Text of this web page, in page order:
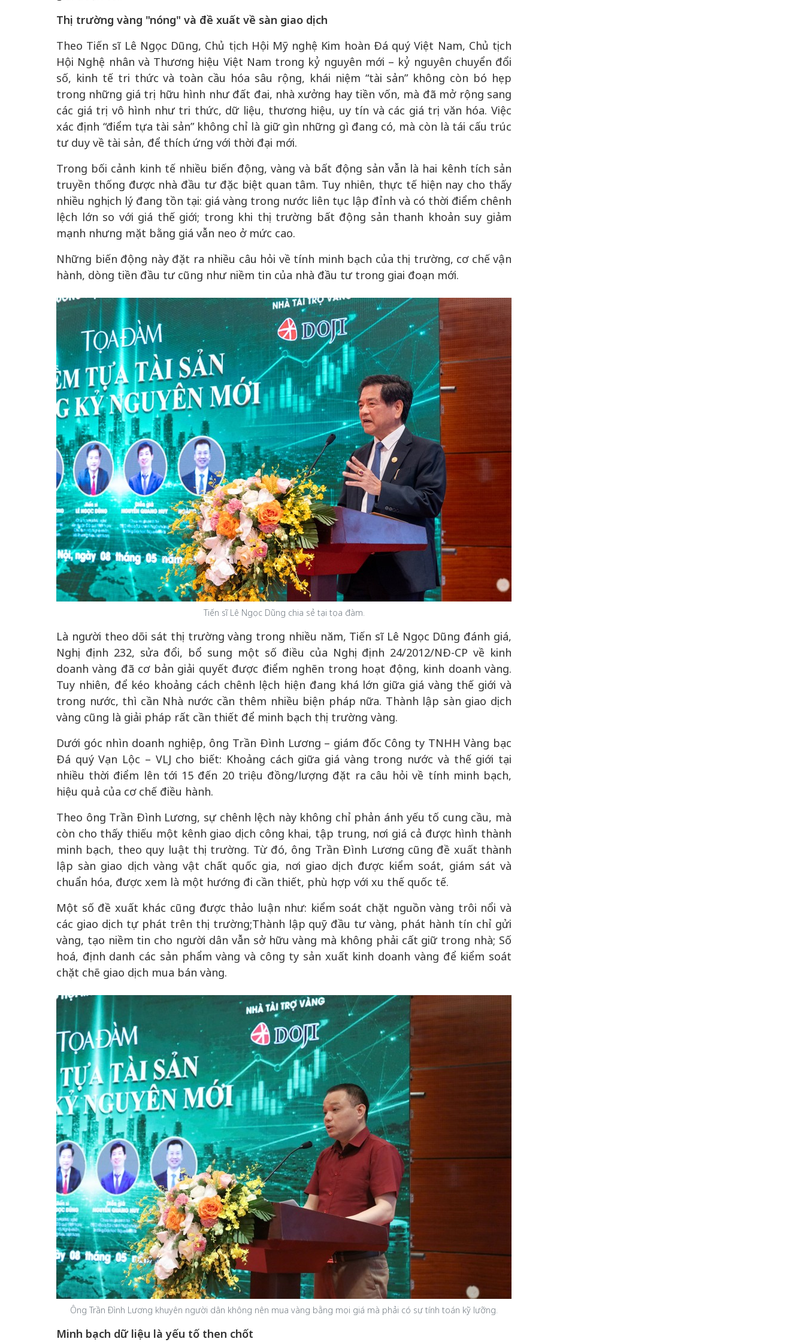
Thị trường vàng "nóng" và đề xuất về sàn giao dịch
Theo Tiến sĩ Lê Ngọc Dũng, Chủ tịch Hội Mỹ nghệ Kim hoàn Đá quý Việt Nam, Chủ tịch
Hội Nghệ nhân và Thương hiệu Việt Nam trong kỷ nguyên mới – kỷ nguyên chuyển đổi
số, kinh tế tri thức và toàn cầu hóa sâu rộng, khái niệm “tài sản” không còn bó hẹp
trong những giá trị hữu hình như đất đai, nhà xưởng hay tiền vốn, mà đã mở rộng sang
các giá trị vô hình như tri thức, dữ liệu, thương hiệu, uy tín và các giá trị văn hóa. Việc
xác định “điểm tựa tài sản” không chỉ là giữ gìn những gì đang có, mà còn là tái cấu trúc
tư duy về tài sản, để thích ứng với thời đại mới.
Trong bối cảnh kinh tế nhiều biến động, vàng và bất động sản vẫn là hai kênh tích sản
truyền thống được nhà đầu tư đặc biệt quan tâm. Tuy nhiên, thực tế hiện nay cho thấy
nhiều nghịch lý đang tồn tại: giá vàng trong nước liên tục lập đỉnh và có thời điểm chênh
lệch lớn so với giá thế giới; trong khi thị trường bất động sản thanh khoản suy giảm
mạnh nhưng mặt bằng giá vẫn neo ở mức cao.
Những biến động này đặt ra nhiều câu hỏi về tính minh bạch của thị trường, cơ chế vận
hành, dòng tiền đầu tư cũng như niềm tin của nhà đầu tư trong giai đoạn mới.
Tiến sĩ Lê Ngọc Dũng chia sẻ tại tọa đàm.
Là người theo dõi sát thị trường vàng trong nhiều năm, Tiến sĩ Lê Ngọc Dũng đánh giá,
Nghị định 232, sửa đổi, bổ sung một số điều của Nghị định 24/2012/NĐ-CP về kinh
doanh vàng đã cơ bản giải quyết được điểm nghẽn trong hoạt động, kinh doanh vàng.
Tuy nhiên, để kéo khoảng cách chênh lệch hiện đang khá lớn giữa giá vàng thế giới và
trong nước, thì cần Nhà nước cần thêm nhiều biện pháp nữa. Thành lập sàn giao dịch
vàng cũng là giải pháp rất cần thiết để minh bạch thị trường vàng.
Dưới góc nhìn doanh nghiệp, ông Trần Đình Lương – giám đốc Công ty TNHH Vàng bạc
Đá quý Vạn Lộc – VLJ cho biết: Khoảng cách giữa giá vàng trong nước và thế giới tại
nhiều thời điểm lên tới 15 đến 20 triệu đồng/lượng đặt ra câu hỏi về tính minh bạch,
hiệu quả của cơ chế điều hành.
Theo ông Trần Đình Lương, sự chênh lệch này không chỉ phản ánh yếu tố cung cầu, mà
còn cho thấy thiếu một kênh giao dịch công khai, tập trung, nơi giá cả được hình thành
minh bạch, theo quy luật thị trường. Từ đó, ông Trần Đình Lương cũng đề xuất thành
lập sàn giao dịch vàng vật chất quốc gia, nơi giao dịch được kiểm soát, giám sát và
chuẩn hóa, được xem là một hướng đi cần thiết, phù hợp với xu thế quốc tế.
Một số đề xuất khác cũng được thảo luận như: kiểm soát chặt nguồn vàng trôi nổi và
các giao dịch tự phát trên thị trường;Thành lập quỹ đầu tư vàng, phát hành tín chỉ gửi
vàng, tạo niềm tin cho người dân vẫn sở hữu vàng mà không phải cất giữ trong nhà; Số
hoá, định danh các sản phẩm vàng và công ty sản xuất kinh doanh vàng để kiểm soát
chặt chẽ giao dịch mua bán vàng.
Ông Trần Đình Lương khuyên người dân không nên mua vàng bằng mọi giá mà phải có sự tính toán kỹ lưỡng.
Minh bạch dữ liệu là yếu tố then chốt